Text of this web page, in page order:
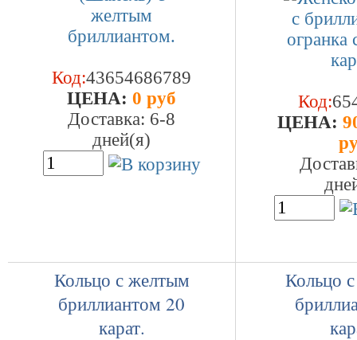
Код:43654686789
ЦEHA: 0 руб
Доставка: 6-8
дней(я)
Код:
ЦEHA:
Кольцо с желтым
бриллиантом 20
карат.
Кольцо